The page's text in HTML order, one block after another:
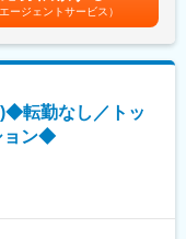
革を推進しています。
・決済・コミュニケーシ
り、年齢や役職に関係
る環境です。
っているため、業務だ
業務をお任せします。
クト／ポジションをア
（2～3年程度）になる
エージェントサービス）
)◆転勤なし／トッ
ョン◆